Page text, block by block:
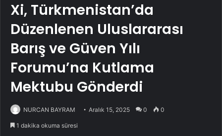
Xi, Türkmenistan’da
Düzenlenen Uluslararası
Barış ve Güven Yılı
Forumu’na Kutlama
Mektubu Gönderdi
NURCAN BAYRAM Aralık 15, 2025 0 0
1 dakika okuma süresi